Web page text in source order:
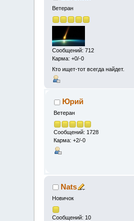
Ветеран
Сообщений: 712
Карма: +0/-0
Кто ищет-тот всегда найдет.
Юрий
Ветеран
Сообщений: 1728
Карма: +2/-0
Nats
Новичок
Сообщений: 10